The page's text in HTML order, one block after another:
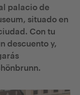
palacio de
situado en
Con tu
descuento y,